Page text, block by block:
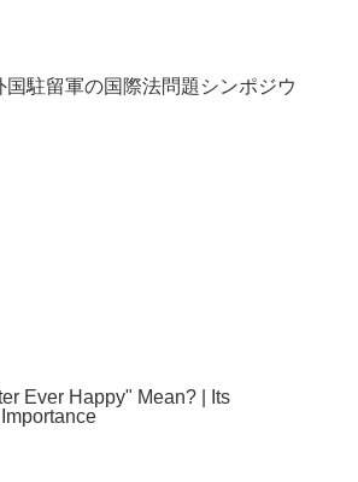
国駐留軍の国際法問題シンポジウ
Ever Happy" Mean? | Its